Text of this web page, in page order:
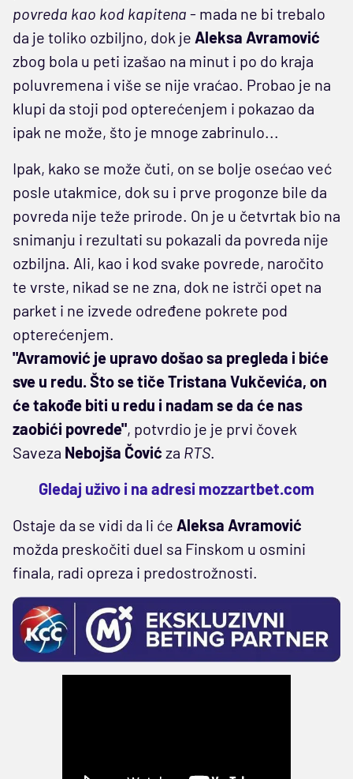
povreda kao kod kapitena - mada ne bi trebalo
da je toliko ozbiljno, dok je Aleksa Avramović
zbog bola u peti izašao na minut i po do kraja
poluvremena i više se nije vraćao. Probao je na
klupi da stoji pod opterećenjem i pokazao da
ipak ne može, što je mnoge zabrinulo...
Ipak, kako se može čuti, on se bolje osećao već
posle utakmice, dok su i prve progonze bile da
povreda nije teže prirode. On je u četvrtak bio na
snimanju i rezultati su pokazali da povreda nije
ozbiljna. Ali, kao i kod svake povrede, naročito
te vrste, nikad se ne zna, dok ne istrči opet na
parket i ne izvede određene pokrete pod
opterećenjem.
"Avramović je upravo došao sa pregleda i biće
sve u redu. Što se tiče Tristana Vukčevića, on
će takođe biti u redu i nadam se da će nas
zaobići povrede", potvrdio je je prvi čovek
Saveza Nebojša Čović za RTS.
Gledaj uživo i na adresi mozzartbet.com
Ostaje da se vidi da li će Aleksa Avramović
možda preskočiti duel sa Finskom u osmini
finala, radi opreza i predostrožnosti.